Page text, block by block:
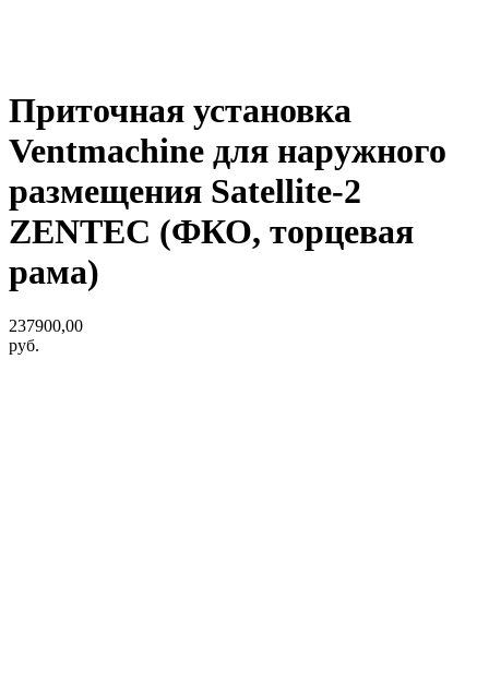
Приточная установка
Ventmachine для наружного
размещения Satellite-2
ZENTEC (ФКО, торцевая
рама)
237900,00
руб.